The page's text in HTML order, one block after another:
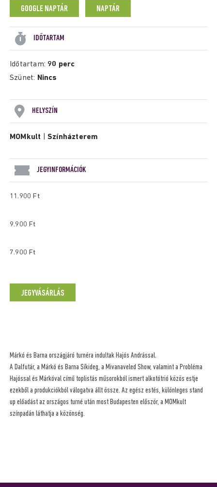
GOOGLE NAPTÁR NAPTÁR
IDŐTARTAM
Időtartam: 90 perc
Szünet: Nincs
HELYSZÍN
MOMkult |Színházterem
JEGYINFORMÁCIÓK
11.900 Ft
9.900 Ft
7.900 Ft
JEGYVÁSÁRLÁS
Márkó és Barna országjáró turnéra indultak Hajós Andrással.
A Dalfutár, a Márkó és Barna Síkideg, a Mivanaveled Show, valamint a Probléma
Hajóssal és Márkóval című toplistás műsorokból ismert alkotótrió közös estje
ezekből a produkciókból válogatva állt össze. Az egész estés, különleges stand
up előadást az országos turné után most Budapesten először, a MOMkult
színpadán láthatja a közönség.